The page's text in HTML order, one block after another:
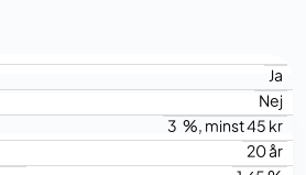
Ja
Nej
3 %, minst 45 kr
20 år